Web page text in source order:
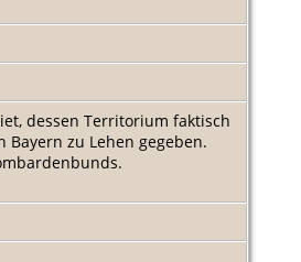
dessen Territorium faktisch
zu Lehen gegeben.